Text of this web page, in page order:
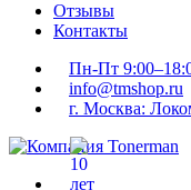
Отзывы
Контакты
Пн-Пт
info@tmshop.ru
г. Москва: